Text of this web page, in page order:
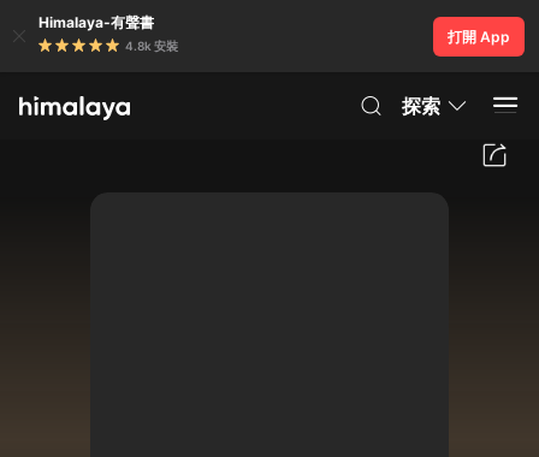
Himalaya-有聲書
4.8k 安裝
打開 App
探索